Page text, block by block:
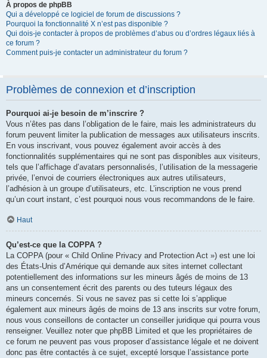
À propos de phpBB
Qui a développé ce logiciel de forum de discussions ?
Pourquoi la fonctionnalité X n’est pas disponible ?
Qui dois-je contacter à propos de problèmes d’abus ou d’ordres légaux liés à
ce forum ?
Comment puis-je contacter un administrateur du forum ?
Problèmes de connexion et d’inscription
Pourquoi ai-je besoin de m’inscrire ?
Vous n’êtes pas dans l’obligation de le faire, mais les administrateurs du
forum peuvent limiter la publication de messages aux utilisateurs inscrits.
En vous inscrivant, vous pouvez également avoir accès à des
fonctionnalités supplémentaires qui ne sont pas disponibles aux visiteurs,
tels que l’affichage d’avatars personnalisés, l’utilisation de la messagerie
privée, l’envoi de courriers électroniques aux autres utilisateurs,
l’adhésion à un groupe d’utilisateurs, etc. L’inscription ne vous prend
qu’un court instant, c’est pourquoi nous vous recommandons de le faire.
Haut
Qu’est-ce que la COPPA ?
La COPPA (pour « Child Online Privacy and Protection Act ») est une loi
des États-Unis d’Amérique qui demande aux sites internet collectant
potentiellement des informations sur les mineurs âgés de moins de 13
ans un consentement écrit des parents ou des tuteurs légaux des
mineurs concernés. Si vous ne savez pas si cette loi s’applique
également aux mineurs âgés de moins de 13 ans inscrits sur votre forum,
nous vous conseillons de contacter un conseiller juridique qui pourra vous
renseigner. Veuillez noter que phpBB Limited et que les propriétaires de
ce forum ne peuvent pas vous proposer d’assistance légale et ne doivent
donc pas être contactés à ce sujet, excepté lorsque l’assistance porte